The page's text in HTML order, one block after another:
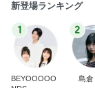
新登場ランキング
1
BEYOOOOO
2
島倉